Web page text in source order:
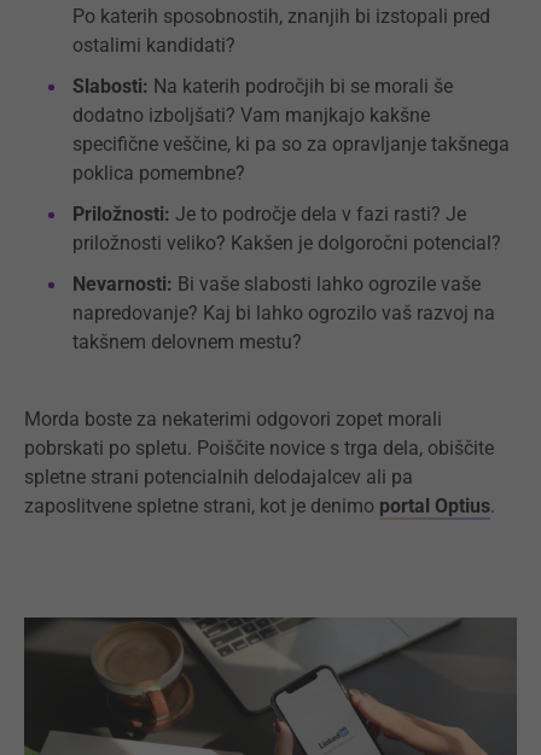
Po katerih sposobnostih, znanjih bi izstopali pred
ostalimi kandidati?
Slabosti: Na katerih področjih bi se morali še
dodatno izboljšati? Vam manjkajo kakšne
specifične veščine, ki pa so za opravljanje takšnega
poklica pomembne?
Priložnosti: Je to področje dela v fazi rasti? Je
priložnosti veliko? Kakšen je dolgoročni potencial?
Nevarnosti: Bi vaše slabosti lahko ogrozile vaše
napredovanje? Kaj bi lahko ogrozilo vaš razvoj na
takšnem delovnem mestu?
Morda boste za nekaterimi odgovori zopet morali
pobrskati po spletu. Poiščite novice s trga dela, obiščite
spletne strani potencialnih delodajalcev ali pa
zaposlitvene spletne strani, kot je denimo portal Optius.